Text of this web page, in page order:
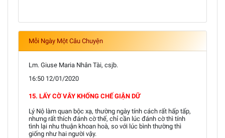
Mỗi Ngày Một Câu Chuyện
Lm. Giuse Maria Nhân Tài, csjb.
16:50 12/01/2020
15. LẤY CỜ VÂY KHỐNG CHẾ GIẬN DỮ
Lý Nộ làm quan bộc xạ, thường ngày tính cách rất hấp tấp,
nhưng rất thích đánh cờ thế, chỉ cần lúc đánh cờ thì tính
tình lại nhu thuận khoan hoà, so với lúc bình thường thì
giống như hai người vậy.